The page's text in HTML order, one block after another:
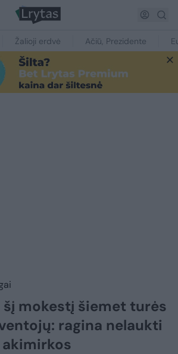
Žalioji erdvė Ačiū, Prezidente
mokestį šiemet turės
ragina nelaukti